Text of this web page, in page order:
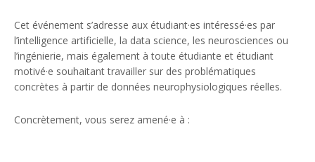
Cet événement s’adresse aux étudiant·es intéressé·es par
l’intelligence artificielle, la data science, les neurosciences ou
l’ingénierie, mais également à toute étudiante et étudiant
motivé·e souhaitant travailler sur des problématiques
concrètes à partir de données neurophysiologiques réelles.
Concrètement, vous serez amené·e à :